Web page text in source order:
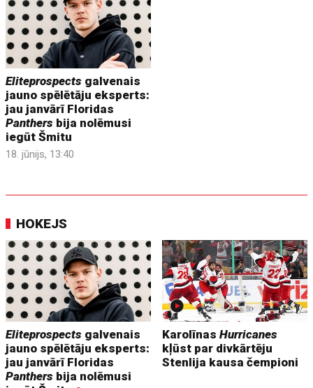
Eliteprospects galvenais
jauno spēlētāju eksperts:
jau janvārī Floridas
Panthers bija nolēmusi
iegūt Šmitu
18. jūnijs, 13:40
HOKEJS
Eliteprospects galvenais
jauno spēlētāju eksperts:
jau janvārī Floridas
Panthers bija nolēmusi
KarolīnasHurricanes
kļūst par divkārtēju
Stenlija kausa čempioni